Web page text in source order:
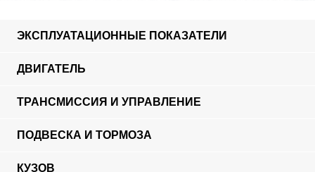
ЭКСПЛУАТАЦИОННЫЕ ПОКАЗАТЕЛИ
ДВИГАТЕЛЬ
ТРАНСМИССИЯ И УПРАВЛЕНИЕ
ПОДВЕСКА И ТОРМОЗА
КУЗОВ